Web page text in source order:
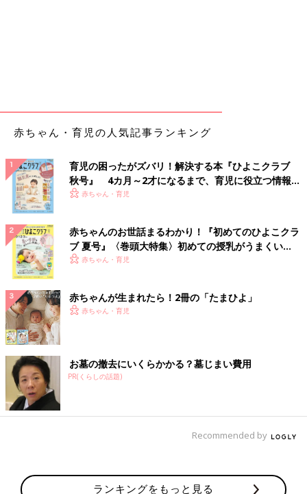
赤ちゃん・育児の人気記事ランキング
育児の困ったがズバリ！解決する本『ひよこクラブ
秋号』 4カ月～2才になるまで、育児に役立つ情報が
いっぱい！
赤ちゃん・育児
赤ちゃんのお世話まるわかり！『初めてのひよこクラ
ブ 夏号』〈巻頭大特集〉初めての授乳がうまくい
く！ おっぱい・ミルクの基本と夏のトラブル 解決テ
赤ちゃん・育児
赤ちゃんが生まれたら！2冊の「たまひよ」
赤ちゃん・育児
お墓の撤去にいくらかかる？墓じまい費用
PR(くらしの話題)
Recommended by
ランキングをもっと見る